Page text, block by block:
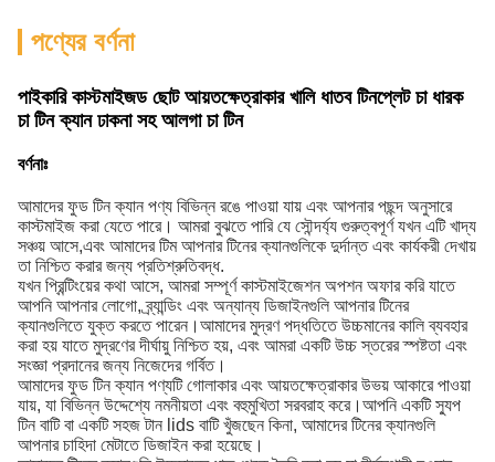
পণ্যের বর্ণনা
পাইকারি কাস্টমাইজড ছোট আয়তক্ষেত্রাকার খালি ধাতব টিনপ্লেট চা ধারক
চা টিন ক্যান ঢাকনা সহ আলগা চা টিন
বর্ণনাঃ
আমাদের ফুড টিন ক্যান পণ্য বিভিন্ন রঙে পাওয়া যায় এবং আপনার পছন্দ অনুসারে
কাস্টমাইজ করা যেতে পারে। আমরা বুঝতে পারি যে সৌন্দর্য্য গুরুত্বপূর্ণ যখন এটি খাদ্য
সঞ্চয় আসে,এবং আমাদের টিম আপনার টিনের ক্যানগুলিকে দুর্দান্ত এবং কার্যকরী দেখায়
তা নিশ্চিত করার জন্য প্রতিশ্রুতিবদ্ধ.
যখন প্রিন্টিংয়ের কথা আসে, আমরা সম্পূর্ণ কাস্টমাইজেশন অপশন অফার করি যাতে
আপনি আপনার লোগো, ব্র্যান্ডিং এবং অন্যান্য ডিজাইনগুলি আপনার টিনের
ক্যানগুলিতে যুক্ত করতে পারেন।আমাদের মুদ্রণ পদ্ধতিতে উচ্চমানের কালি ব্যবহার
করা হয় যাতে মুদ্রণের দীর্ঘায়ু নিশ্চিত হয়, এবং আমরা একটি উচ্চ স্তরের স্পষ্টতা এবং
সংজ্ঞা প্রদানের জন্য নিজেদের গর্বিত।
আমাদের ফুড টিন ক্যান পণ্যটি গোলাকার এবং আয়তক্ষেত্রাকার উভয় আকারে পাওয়া
যায়, যা বিভিন্ন উদ্দেশ্যে নমনীয়তা এবং বহুমুখিতা সরবরাহ করে।আপনি একটি স্যুপ
টিন বাটি বা একটি সহজ টান lids বাটি খুঁজছেন কিনা, আমাদের টিনের ক্যানগুলি
আপনার চাহিদা মেটাতে ডিজাইন করা হয়েছে।